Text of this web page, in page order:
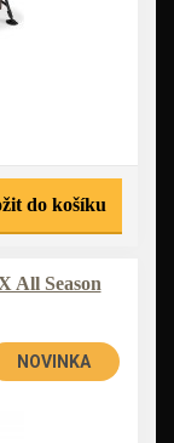
do košíku
All Season
NOVINKA